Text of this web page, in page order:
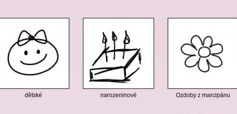
dětské narozeninové Ozdoby z marcipánu